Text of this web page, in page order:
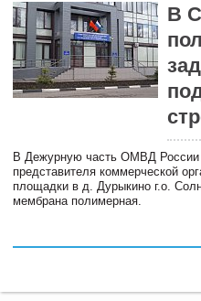
В
В Дежурную часть ОМВД России
представителя коммерческой
площадки в д. Дурыкино г.о.
мембрана полимерная.